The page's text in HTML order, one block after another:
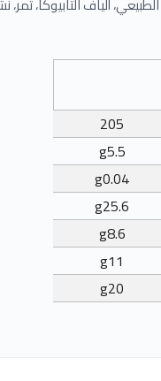
ألياف التابيوكا، تمر،
205
5.5
g
0.04
g
25.6
g
8.6
g
11
g
20
g